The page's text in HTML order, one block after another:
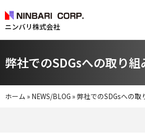
ニンバリ株式会社
弊社でのSDGsへの取り組
ホーム » NEWS/BLOG »弊社でのSDGsへの取